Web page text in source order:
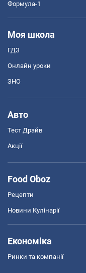
Формула-1
Моя школа
ГДЗ
Онлайн уроки
ЗНО
Авто
Тест Драйв
Акції
Food Oboz
Рецепти
Новини Кулінарії
Економіка
Ринки та компанії